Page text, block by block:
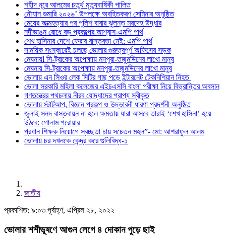
শহীদ নূরে আলমের চতুর্থ মৃত্যুবার্ষিকী পালিত
নৌযান শুমারি ২০২৬’ উপলক্ষে অবহিতকরণ সেমিনার অনুষ্ঠিত
মেয়ের আত্মহত্যার পর পুলিশ বাবার ঝুলন্ত মরদেহ উদ্ধার
নদীভাঙন রোধে বড় প্রকল্পের আশ্বাস-এমপি পার্থ
শেখ হাসিনার দেশে ফেরার বাস্তবতা নেই: এমপি পার্থ
সাময়িক সংস্কারেই চলছে ভোলার গুরুত্বপূর্ণ অফিসের সড়ক
মেঘনায়l সি-ট্রাকের অপেক্ষায় মনপুরা-তজুমদ্দিনের লাখো মানুষ
মেঘনায় সি-ট্রাকের অপেক্ষায় মনপুরা-তজুমদ্দিনের লাখো মানুষ
ভোলায় এন সিওর লেক সিটির গাছ পড়ে ইন্টারনেট টেকনিশিয়ান নিহত
ভোলা সরকারি মহিলা কলেজের এইচএসসি বাংলা পরীক্ষা নিয়ে বিভ্রান্তির অবসান
গণতন্ত্রের পথচলায় নীরব যোদ্ধাদের প্রাপ্য স্বীকৃত
ভোলায় স্টার্টআপ, বিজ্ঞান প্রকল্প ও উদ্ভাবনী ধারণা প্রদর্শনী অনুষ্ঠিত
জুলাই সনদ বাস্তবায়ন না হলে ক্ষমতায় যারা আসবে তারাই ‘শেখ হাসিনা’ হয়ে
উঠবে: গোলাম পরোয়ার
প্রধান শিক্ষক নিয়োগে স্বচ্ছতা চায় সচেতন মহল”- মো: আশরাফুল আলম
ভোলায় চর দখলকে কেন্দ্র করে গুলিবিদ্ধ-১
জাতীয়
প্রকাশিত: ৯:০৩ পূর্বাহ্ণ, এপ্রিল ২৮, ২০২২
ভোলার শশীভূষণে আগুন লেগে ৪ দোকান পুড়ে ছাই